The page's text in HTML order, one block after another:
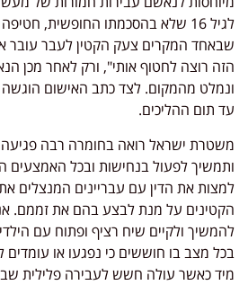
לגיל 16 שלא בהסכמתו החופשית,
שבאחד המקרים צעק הקטין לעבר עובר
הזה רוצה לחטוף אותי", ורק לאחר מכן
ונמלט מהמקום. לצד כתב האישום
עד תום ההליכים.
​משטרת ישראל רואה בחומרה רבה פגיעה
ותמשיך לפעול בנחישות ובכל האמצעים
למצות את הדין עם עבריינים המנצלים
הקטינים על מנת לבצע בהם את זממם.
להמשיך ולקיים שיח רציף ופתוח עם
בכל מצב בו חוששים כי נפגעו או
מיד כאשר עולה חשש לעבירה פלילית